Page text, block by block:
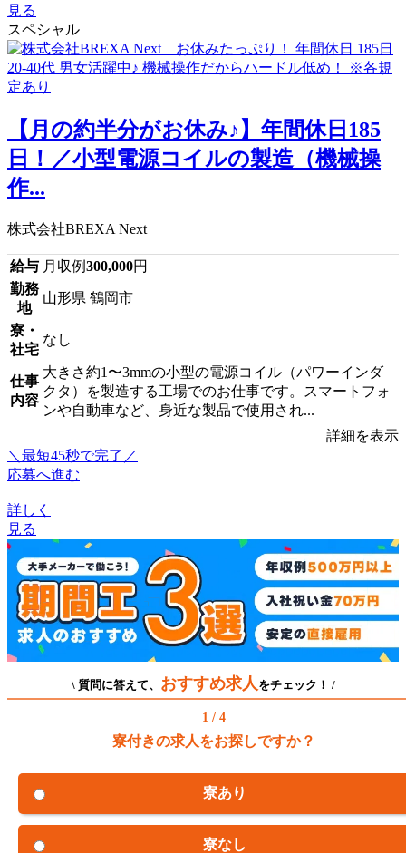
見る
スペシャル
【月の約半分がお休み♪】年間休日185
日！／小型電源コイルの製造（機械操
作...
株式会社BREXA Next
給与 月収例300,000円
勤務
地
山形県 鶴岡市
寮・
社宅
なし
仕事
内容
大きさ約1〜3mmの小型の電源コイル（パワーインダ
クタ）を製造する工場でのお仕事です。スマートフォ
ンや自動車など、身近な製品で使用され...
詳細を表示
＼最短45秒で完了／
応募へ進む
詳しく
見る
\ 質問に答えて、 おすすめ求人 をチェック！ /
1 / 4
寮付きの求人をお探しですか？
寮あり
寮なし